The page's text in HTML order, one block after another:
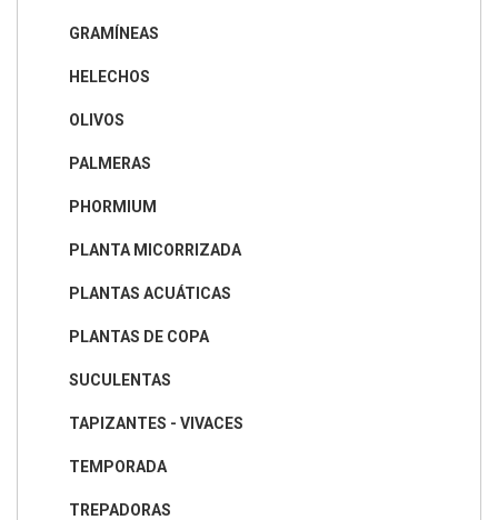
GRAMÍNEAS
HELECHOS
OLIVOS
PALMERAS
PHORMIUM
PLANTA MICORRIZADA
PLANTAS ACUÁTICAS
PLANTAS DE COPA
SUCULENTAS
TAPIZANTES - VIVACES
TEMPORADA
TREPADORAS